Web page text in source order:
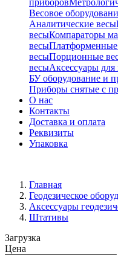
приборов
Весовое
Аналитические весы
весыКомпараторы
весы
весыПорционные
весыАксессуары для
БУ оборудование и
Приборы снятые с
О нас
Контакты
Доставка и оплата
Реквизиты
Упаковка
Главная
Геодезическое
Аксессуары
Штативы
Загрузка
Цена